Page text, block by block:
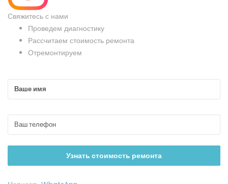
Свяжитесь с нами
Проведем диагностику
Рассчитаем стоимость ремонта
Отремонтируем